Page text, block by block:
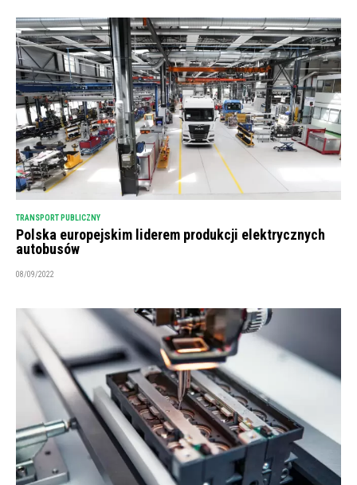
TRANSPORT PUBLICZNY
Polska europejskim liderem produkcji elektrycznych
autobusów
08/09/2022